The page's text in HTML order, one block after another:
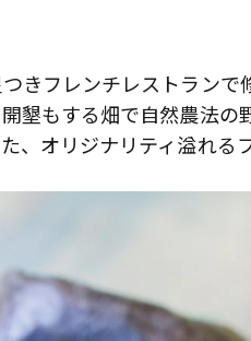
きフレンチレストランで
墾もする畑で自然農法の
、オリジナリティ溢れる